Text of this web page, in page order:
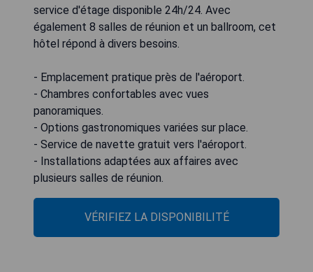
service d'étage disponible 24h/24. Avec
également 8 salles de réunion et un ballroom, cet
hôtel répond à divers besoins.
- Emplacement pratique près de l'aéroport.
- Chambres confortables avec vues
panoramiques.
- Options gastronomiques variées sur place.
- Service de navette gratuit vers l'aéroport.
- Installations adaptées aux affaires avec
plusieurs salles de réunion.
VÉRIFIEZ LA DISPONIBILITÉ